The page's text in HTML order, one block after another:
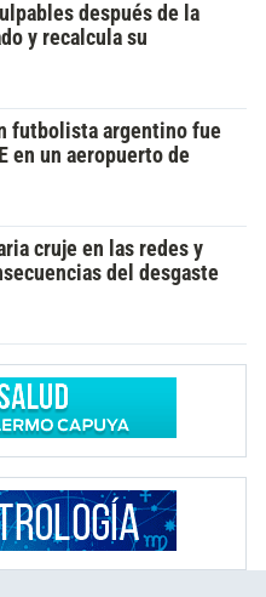
después de la
y recalcula su
futbolista argentino fue
en un aeropuerto de
cruje en las redes y
del desgaste